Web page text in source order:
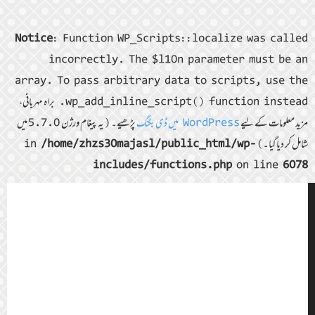
Notice: Function WP_Scripts::localize was called
incorrectly. The $l10n parameter must be an
array. To pass arbitrary data to scripts, use the
wp_add_inline_script() function instead. براہ مہربانی،
مزید معلومات کے لیےWordPress میں ڈی بگنگ
پڑھیے۔ (یہ پیغام ورژن 5.7.0 میں
شامل کر دیا گیا۔) in/home/zhzs30majasl/public_html/wp-
includes/functions.php on line 6078